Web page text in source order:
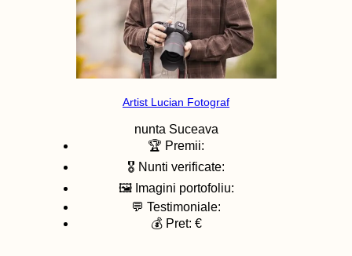
Artist Lucian Fotograf
nunta Suceava
🏆 Premii:
🎖️ Nunti verificate:
🖼️ Imagini portofoliu:
💬 Testimoniale:
💰 Pret: €